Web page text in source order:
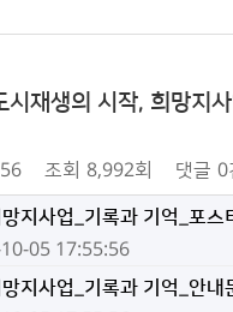
시재생의 시작, 희망지
조회 8,992회 댓글 0
지사업_기록과 기억_포
05 17:55:56
지사업_기록과 기억_안